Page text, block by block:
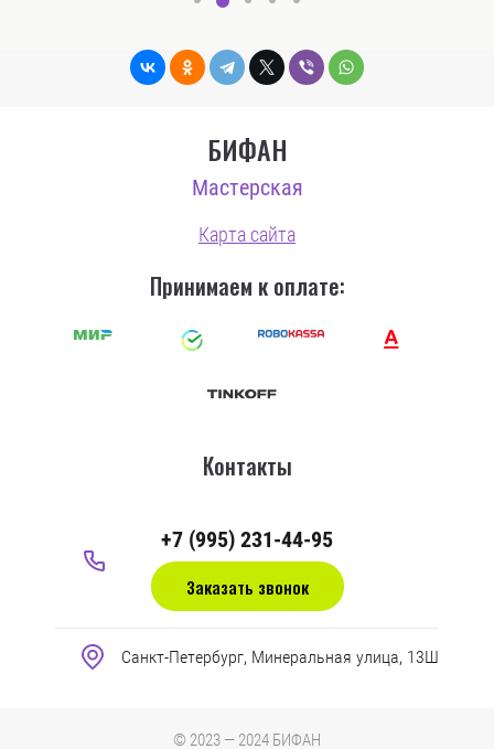
БИФАН
Мастерская
Карта сайта
Принимаем к оплате:
Контакты
+7 (995) 231-44-95
Заказать звонок
Санкт-Петербург, Минеральная улица, 13Ш
© 2023 — 2024 БИФАН